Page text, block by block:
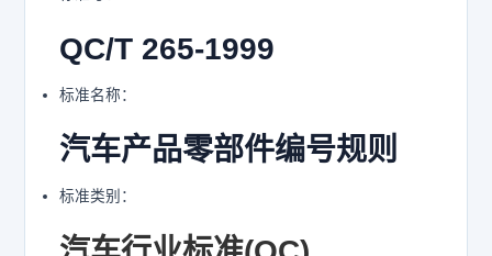
QC/T 265-1999
标准名称：
汽车产品零部件编号规则
标准类别：